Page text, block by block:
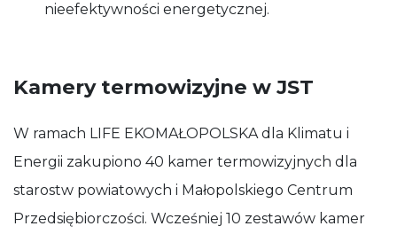
nieefektywności energetycznej.
Kamery termowizyjne w JST
W ramach LIFE EKOMAŁOPOLSKA dla Klimatu i
Energii zakupiono 40 kamer termowizyjnych dla
starostw powiatowych i Małopolskiego Centrum
Przedsiębiorczości. Wcześniej 10 zestawów kamer